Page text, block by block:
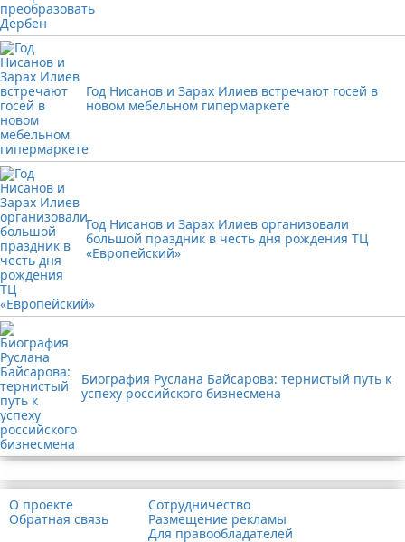
Год Нисанов и Зарах Илиев встречают госей в
новом мебельном гипермаркете
Год Нисанов и Зарах Илиев организовали
большой праздник в честь дня рождения ТЦ
«Европейский»
Биография Руслана Байсарова: тернистый путь к
успеху российского бизнесмена
О проекте
Обратная связь
Сотрудничество
Размещение рекламы
Для правообладателей